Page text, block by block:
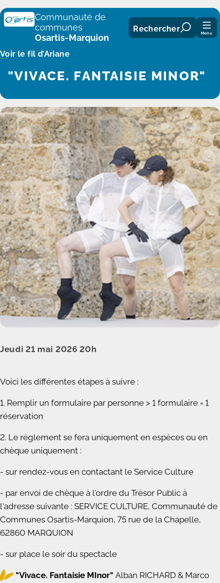
Panneau de gestion des cookies
Communauté de
communes
Osartis-Marquion
Rechercher Menu
Voir le fil d’Ariane
"VIVACE. FANTAISIE MINOR"
Jeudi 21 mai 2026 20h
Voici les différentes étapes à suivre :
1. Remplir un formulaire par personne > 1 formulaire = 1
réservation
2. Le réglement se fera uniquement en espèces ou en
chèque uniquement :
- sur rendez-vous en contactant le Service Culture
- par envoi de chèque à l'ordre du Trésor Public à
l'adresse suivante : SERVICE CULTURE, Communauté de
Communes Osartis-Marquion, 75 rue de la Chapelle,
62860 MARQUION
- sur place le soir du spectacle
"Vivace. Fantaisie MInor" Alban RICHARD & Marco